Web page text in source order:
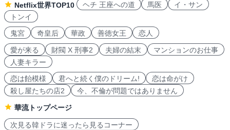
Netflix世界TOP10
ヘチ 王座への道 馬医
イ・サン
トンイ
鬼宮
奇皇后 華政 善徳女王 恋人
愛が来る 財閥 X 刑事2 夫婦の結末
マンションのお仕事
人妻キラー
恋は飴模様
君へと続く僕のドリーム!
恋は命がけ
殺し屋たちの店2
今、不倫が問題ではありません
華流トップページ
次見る韓ドラに迷ったら見るコーナー